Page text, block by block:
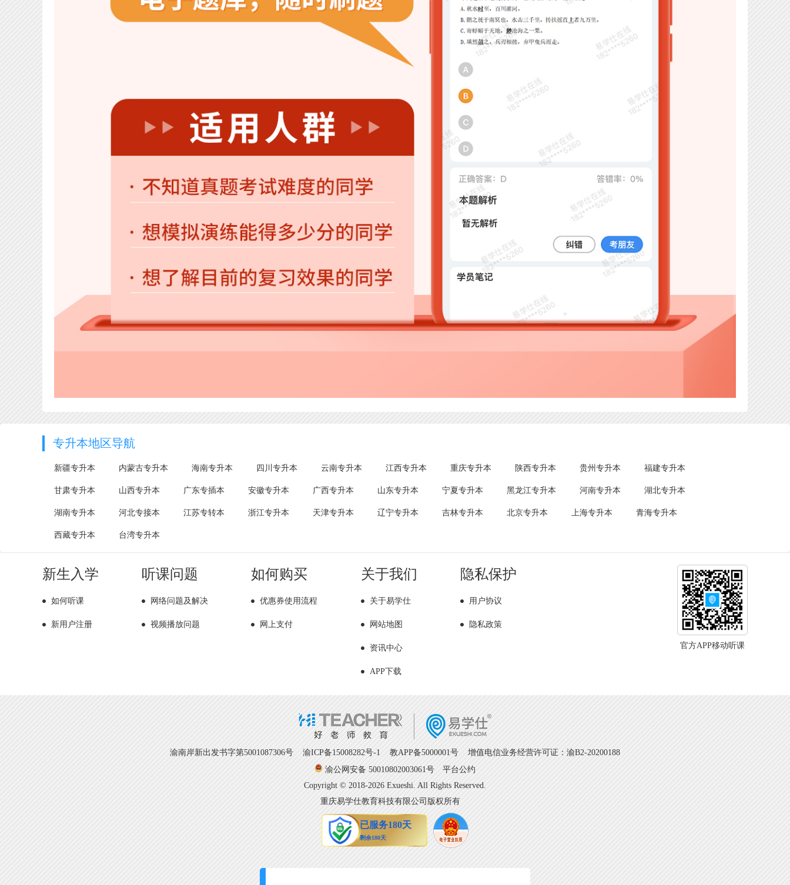
专升本地区导航
新疆专升本 内蒙古专升本 海南专升本 四川专升本 云南专升本 江西专升本 重庆专升本 陕西专升本 贵州专升本 福建专升本
甘肃专升本 山西专升本 广东专插本 安徽专升本 广西专升本 山东专升本 宁夏专升本 黑龙江专升本 河南专升本 湖北专升本
湖南专升本 河北专接本 江苏专转本 浙江专升本 天津专升本 辽宁专升本 吉林专升本 北京专升本 上海专升本 青海专升本
西藏专升本 台湾专升本
新生入学
如何听课
新用户注册
听课问题
网络问题及解决
视频播放问题
如何购买
优惠券使用流程
网上支付
关于我们
关于易学仕
网站地图
资讯中心
APP下载
隐私保护
用户协议
隐私政策
官方APP移动听课
渝南岸新出发书字第5001087306号 渝ICP备15008282号-1
教APP备5000001号 增值电信业务经营许可证：渝B2-20200188
渝公网安备 50010802003061号
平台公约
Copyright © 2018-2026 Exueshi. All Rights Reserved.
重庆易学仕教育科技有限公司版权所有